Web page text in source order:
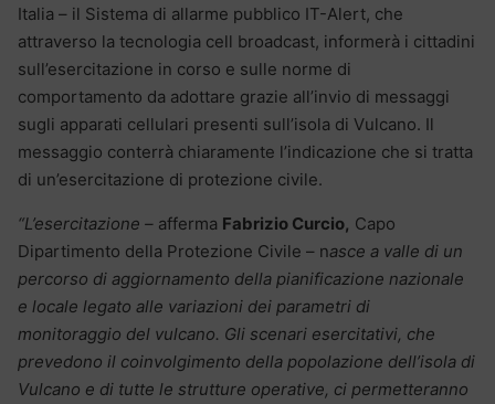
Italia – il Sistema di allarme pubblico IT-Alert, che
attraverso la tecnologia cell broadcast, informerà i cittadini
sull’esercitazione in corso e sulle norme di
comportamento da adottare grazie all’invio di messaggi
sugli apparati cellulari presenti sull’isola di Vulcano. Il
messaggio conterrà chiaramente l’indicazione che si tratta
di un’esercitazione di protezione civile.
“L’esercitazione – afferma Fabrizio Curcio, Capo
Dipartimento della Protezione Civile – nasce a valle di un
percorso di aggiornamento della pianificazione nazionale
e locale legato alle variazioni dei parametri di
monitoraggio del vulcano. Gli scenari esercitativi, che
prevedono il coinvolgimento della popolazione dell’isola di
Vulcano e di tutte le strutture operative, ci permetteranno